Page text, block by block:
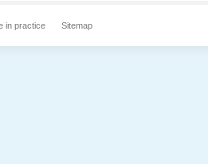
in practice Sitemap